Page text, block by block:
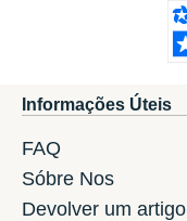
Informações Úteis
FAQ
Sóbre Nos
Devolver um artigo